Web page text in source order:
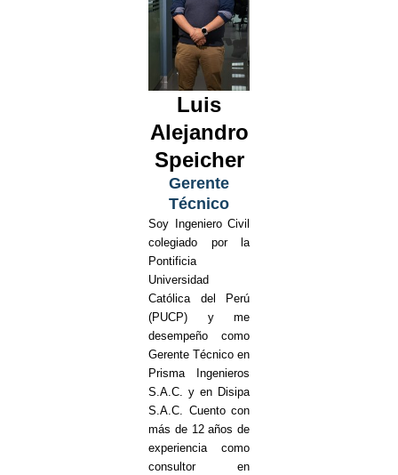
Luis
Alejandro
Speicher
Gerente
Técnico
Soy Ingeniero Civil
colegiado por la
Pontificia
Universidad
Católica del Perú
(PUCP) y me
desempeño como
Gerente Técnico en
Prisma Ingenieros
S.A.C. y en Disipa
S.A.C. Cuento con
más de 12 años de
experiencia como
consultor en